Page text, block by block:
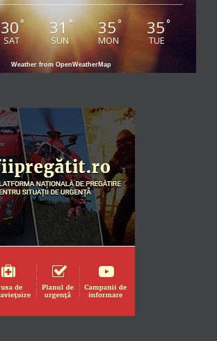
30°
SAT
31°
SUN
35°
MON
35°
TUE
Weather from OpenWeatherMap